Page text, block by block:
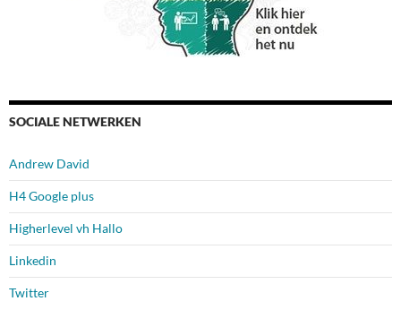
SOCIALE NETWERKEN
Andrew David
H4 Google plus
Higherlevel vh Hallo
Linkedin
Twitter